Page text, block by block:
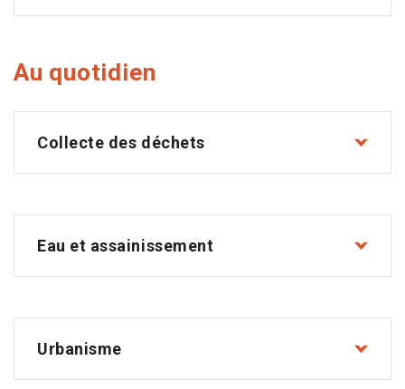
Au quotidien
Collecte des déchets
Eau et assainissement
Urbanisme